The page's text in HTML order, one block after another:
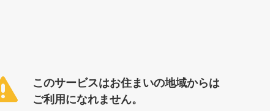
このサービスはお住まいの地域からは
ご利用になれません。